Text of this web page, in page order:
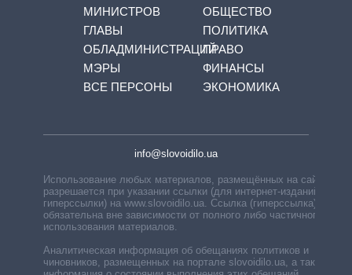
МИНИСТРОВ
ГЛАВЫ
ОБЛАДМИНИСТРАЦИЙ
МЭРЫ
ВСЕ ПЕРСОНЫ
ОБЩЕСТВО
ПОЛИТИКА
ПРАВО
ФИНАНСЫ
ЭКОНОМИКА
info@slovoidilo.ua
Использование любых материалов, размещённых на сайте,
разрешается при указании ссылки (для интернет-изданий —
гиперссылки) на www.slovoidilo.ua. Ссылка (гиперссылка)
обязательна вне зависимости от полного либо частичного
использования материалов.
Аналитическая информация об обещаниях политиков и
чиновников, размещенных на портале slovoidilo.ua, а также